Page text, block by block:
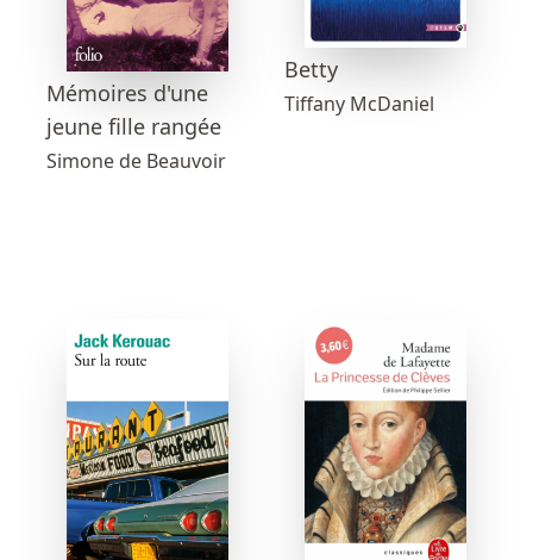
Mémoires d'une
jeune fille rangée
Simone de Beauvoir
Betty
Tiffany McDaniel